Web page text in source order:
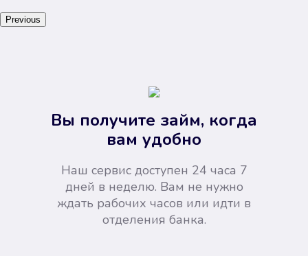
Previous
Вы получите займ, когда
вам удобно
Наш сервис доступен 24 часа 7
дней в неделю. Вам не нужно
ждать рабочих часов или идти в
отделения банка.